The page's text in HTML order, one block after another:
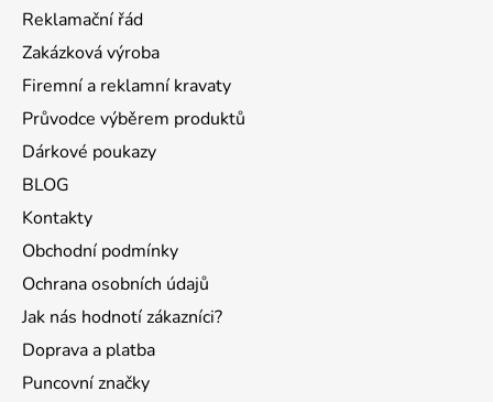
Reklamační řád
Zakázková výroba
Firemní a reklamní kravaty
Průvodce výběrem produktů
Dárkové poukazy
BLOG
Kontakty
Obchodní podmínky
Ochrana osobních údajů
Jak nás hodnotí zákazníci?
Doprava a platba
Puncovní značky